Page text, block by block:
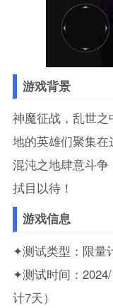
游戏背景
神魔征战，乱世
地的英雄们聚集
混沌之地肆意斗
拭目以待！
游戏信息
✦测试类型：限量
✦测试时间：
计7天）